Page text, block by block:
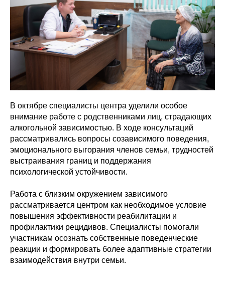
В октябре специалисты центра уделили особое
внимание работе с родственниками лиц, страдающих
алкогольной зависимостью. В ходе консультаций
рассматривались вопросы созависимого поведения,
эмоционального выгорания членов семьи, трудностей
выстраивания границ и поддержания
психологической устойчивости.
Работа с близким окружением зависимого
рассматривается центром как необходимое условие
повышения эффективности реабилитации и
профилактики рецидивов. Специалисты помогали
участникам осознать собственные поведенческие
реакции и формировать более адаптивные стратегии
взаимодействия внутри семьи.